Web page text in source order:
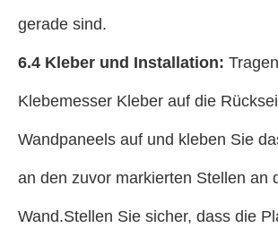
gerade sind.
6.4 Kleber und Installation:
Klebemesser Kleber auf die
Wandpaneels auf und kleben Sie
an den zuvor markierten Stellen an
Wand.Stellen Sie sicher, dass die